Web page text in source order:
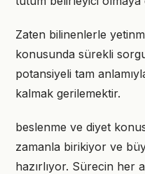
Zaten bilinenlerle
konusunda sürekli
potansiyeli tam
kalmak gerilemektir.
beslenme ve diyet
zamanla birikiyor ve
hazırlıyor. Sürecin her